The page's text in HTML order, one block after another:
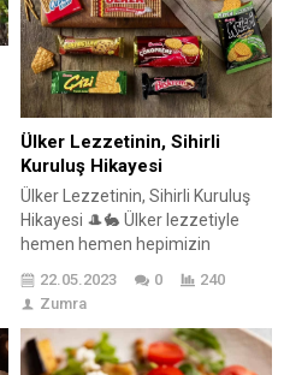
Ülker Lezzetinin, Sihirli
Kuruluş Hikayesi
Ülker Lezzetinin, Sihirli Kuruluş
Hikayesi 🎩🐇 Ülker lezzetiyle
hemen hemen hepimizin
markadır. Bu markanın
doğuşundan bugüne kadar olan
serüvenini merak ediyoruz. Peki
hayatımızın her yerine bize eşlik
22.05.2023 0
240
Zumra